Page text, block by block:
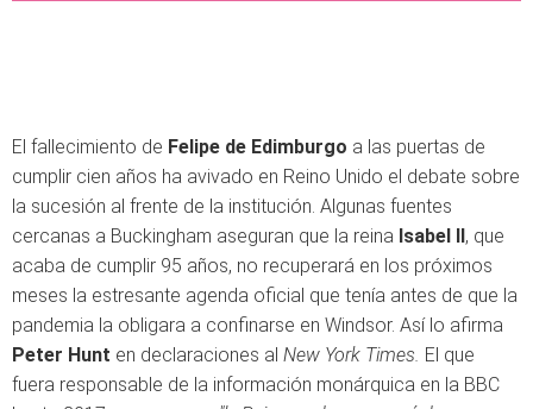
El fallecimiento de Felipe de Edimburgo a las puertas de
cumplir cien años ha avivado en Reino Unido el debate sobre
la sucesión al frente de la institución. Algunas fuentes
cercanas a Buckingham aseguran que la reina Isabel II, que
acaba de cumplir 95 años, no recuperará en los próximos
meses la estresante agenda oficial que tenía antes de que la
pandemia la obligara a confinarse en Windsor. Así lo afirma
Peter Hunt en declaraciones al New York Times. El que
fuera responsable de la información monárquica en la BBC